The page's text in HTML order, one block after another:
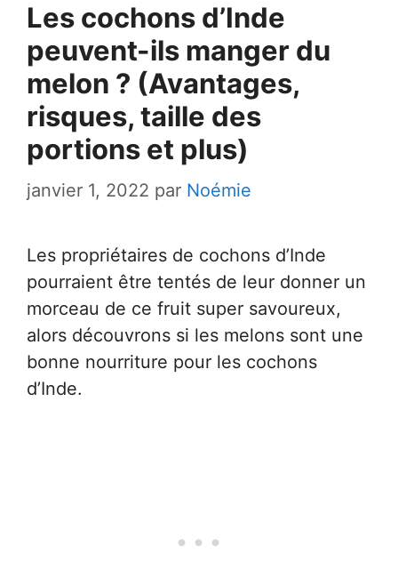
Les cochons d’Inde
peuvent-ils manger du
melon ? (Avantages,
risques, taille des
portions et plus)
janvier 1, 2022 par Noémie
Les propriétaires de cochons d’Inde
pourraient être tentés de leur donner un
morceau de ce fruit super savoureux,
alors découvrons si les melons sont une
bonne nourriture pour les cochons
d’Inde.